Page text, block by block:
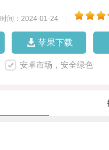
时间：2024-01-24
苹果下载
安卓市场，安全绿色